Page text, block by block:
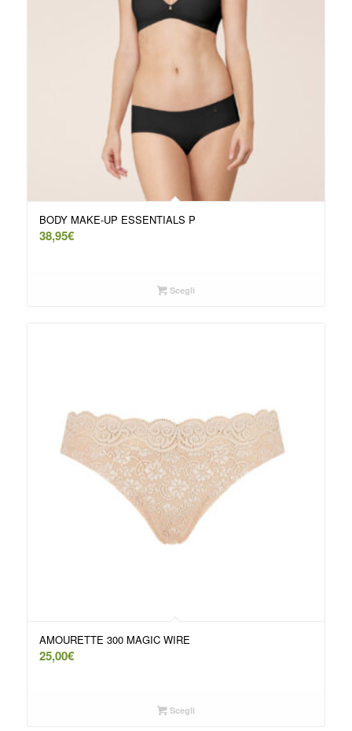
BODY MAKE-UP ESSENTIALS P
38,95€
Scegli
AMOURETTE 300 MAGIC WIRE
25,00€
Scegli